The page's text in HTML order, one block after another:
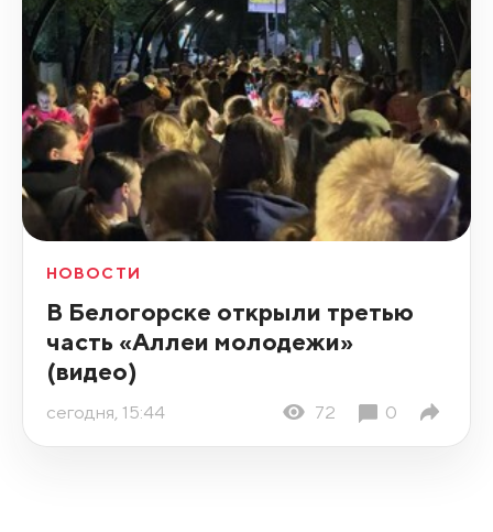
НОВОСТИ
В Белогорске открыли третью
часть «Аллеи молодежи»
(видео)
сегодня, 15:44 72 0